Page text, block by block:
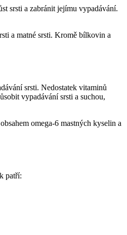
srsti a zabránit jejímu vypadávání.
a matné srsti. Kromě bílkovin a
srsti. Nedostatek vitaminů
vypadávání srsti a suchou,
omega-6 mastných kyselin a
patří: